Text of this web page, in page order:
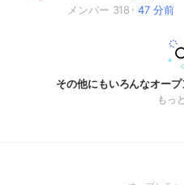
メンバー 318
47 分前
その他にもいろんなオー
もっ